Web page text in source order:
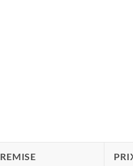
REMISE